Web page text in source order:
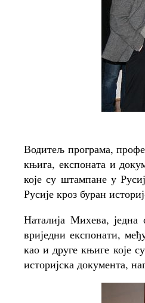
Водитељ програма,
књига, експоната и
које су штампане у
Русије кроз буран
Наталија Михева, једна
вриједни експонати,
као и друге књиге које
историјска документа,